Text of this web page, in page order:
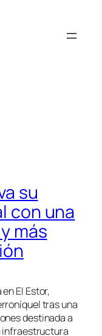
su
con una
más
El Estor,
tras una
destinada a
infraestructura